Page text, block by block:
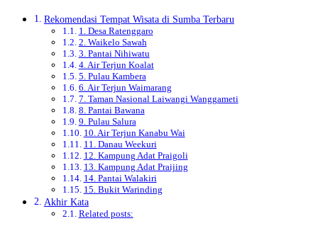
Rekomendasi Tempat Wisata di Sumba Terbaru
1. Desa Ratenggaro
2. Waikelo Sawah
3. Pantai Nihiwatu
4. Air Terjun Koalat
5. Pulau Kambera
6. Air Terjun Waimarang
7. Taman Nasional Laiwangi Wanggameti
8. Pantai Bawana
9. Pulau Salura
10. Air Terjun Kanabu Wai
11. Danau Weekuri
12. Kampung Adat Praigoli
13. Kampung Adat Praijing
14. Pantai Walakiri
15. Bukit Warinding
Akhir Kata
Related posts: